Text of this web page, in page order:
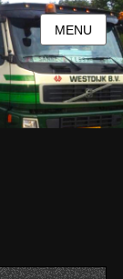
MENU